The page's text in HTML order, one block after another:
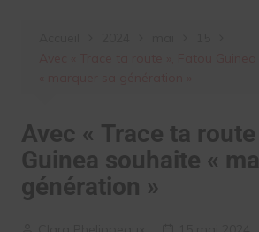
Avec « Trace ta
Guinea souhaite «
génération »